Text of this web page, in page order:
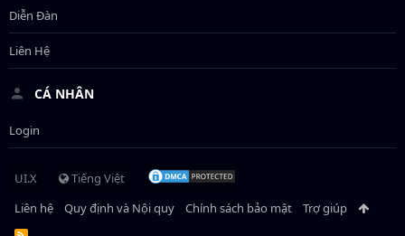
Diễn Đàn
Liên Hệ
CÁ NHÂN
Login
UI.X
Tiếng Việt
Liên hệ
Quy định và Nội quy Chính sách bảo mật Trợ giúp